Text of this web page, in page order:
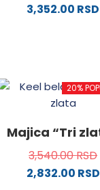
3,352.00 RSD
Opcije
mogu
biti
izabrane
na
20%
Majica “Tri
3,540.00RSD
2,832.00 RSD